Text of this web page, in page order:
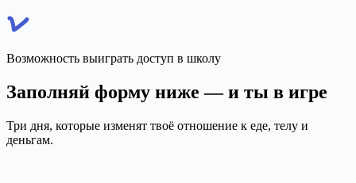
Возможность выиграть доступ в школу
Заполняй форму ниже — и ты в игре
Три дня, которые изменят твоё отношение к еде, телу и
деньгам.